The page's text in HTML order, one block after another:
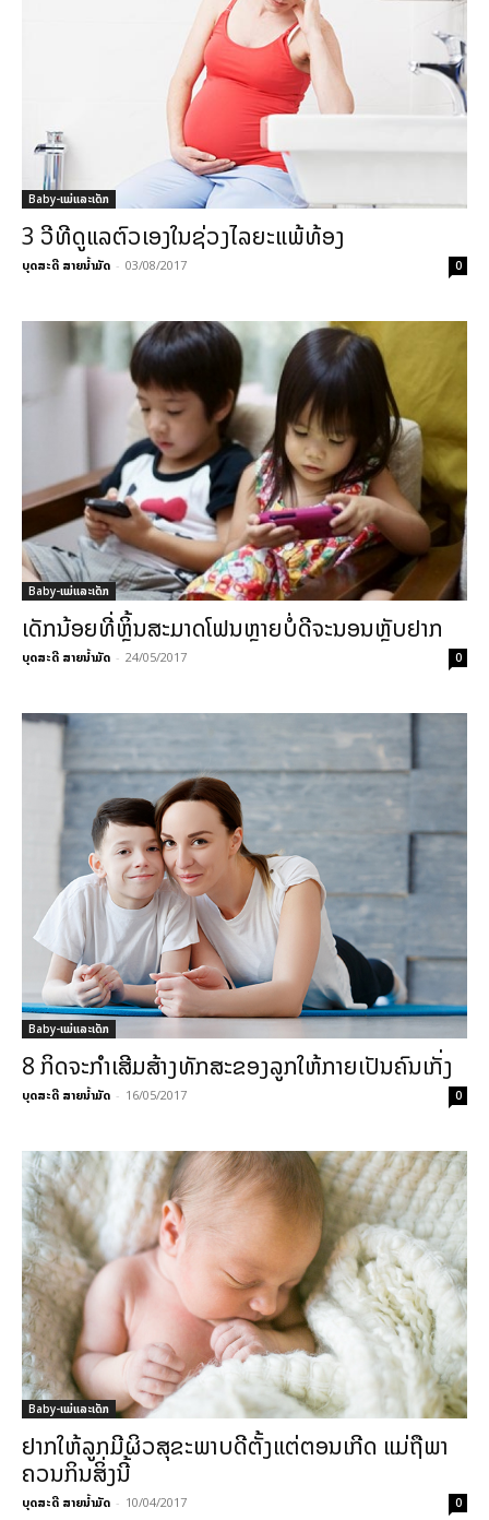
Baby-ແມ່ແລະເດັກ
3 ວີທີດູແລຕົວເອງໃນຊ່ວງໄລຍະແພ້ທ້ອງ
ບຸດສະດີ ສາຍນ້ຳມັດ - 03/08/2017 0
Baby-ແມ່ແລະເດັກ
ເດັກນ້ອຍທີ່ຫຼິ້ນສະມາດໂຟນຫຼາຍບໍ່ດີຈະນອນຫຼັບຢາກ
ບຸດສະດີ ສາຍນ້ຳມັດ - 24/05/2017 0
Baby-ແມ່ແລະເດັກ
8 ກິດຈະກຳເສີມສ້າງທັກສະຂອງລູກໃຫ້ກາຍເປັນຄົນເກັ່ງ
ບຸດສະດີ ສາຍນ້ຳມັດ - 16/05/2017 0
Baby-ແມ່ແລະເດັກ
ຢາກໃຫ້ລູກມີຜິວສຸຂະພາບດີຕັ້ງແຕ່ຕອນເກີດ ແມ່ຖືພາ
ຄວນກິນສິ່ງນີ້
ບຸດສະດີ ສາຍນ້ຳມັດ - 10/04/2017 0